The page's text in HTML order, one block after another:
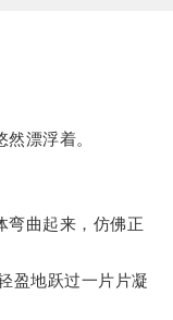
漂浮着。
曲起来，仿佛正
地跃过一片片凝